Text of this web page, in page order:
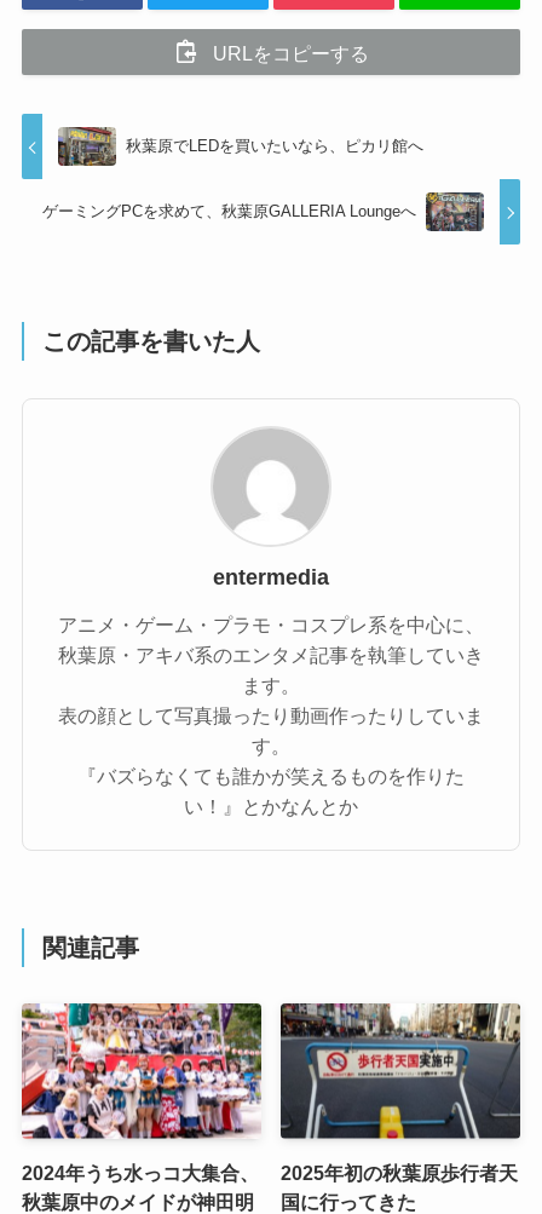
URLをコピーする
秋葉原でLEDを買いたいなら、ピカリ館へ
ゲーミングPCを求めて、秋葉原GALLERIA Loungeへ
この記事を書いた人
entermedia
アニメ・ゲーム・プラモ・コスプレ系を中心に、
秋葉原・アキバ系のエンタメ記事を執筆していき
ます。
表の顔として写真撮ったり動画作ったりしていま
す。
『バズらなくても誰かが笑えるものを作りた
い！』とかなんとか
関連記事
2024年うち水っコ大集合、
秋葉原中のメイドが神田明
2025年初の秋葉原歩行者天
国に行ってきた